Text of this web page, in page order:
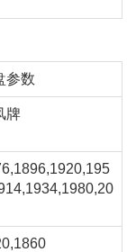
参数
牌